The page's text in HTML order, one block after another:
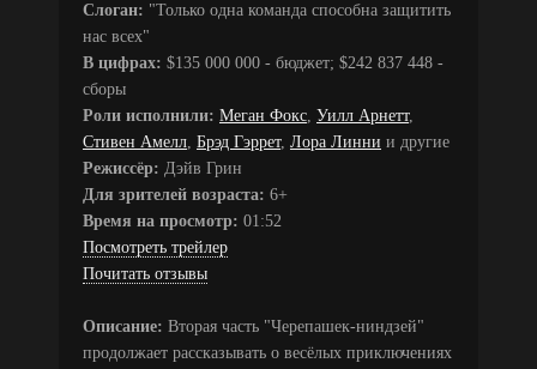
Слоган: "Только одна команда способна защитить
нас всех"
В цифрах: $135 000 000 - бюджет; $242 837 448 -
сборы
Роли исполнили: Меган Фокс, Уилл Арнетт,
Стивен Амелл, Брэд Гэррет, Лора Линни и другие
Режиссёр: Дэйв Грин
Для зрителей возраста: 6+
Время на просмотр: 01:52
Посмотреть трейлер
Почитать отзывы
Описание: Вторая часть "Черепашек-ниндзей"
продолжает рассказывать о весёлых приключениях